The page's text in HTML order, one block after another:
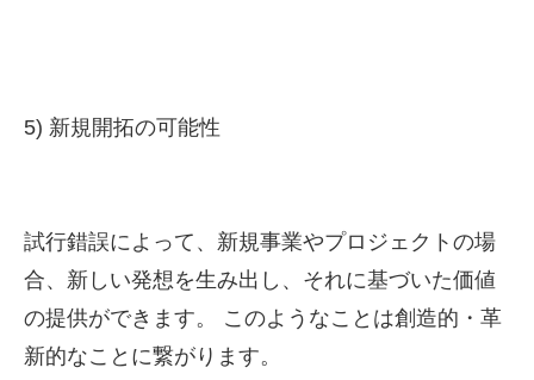
5) 新規開拓の可能性
試行錯誤によって、新規事業やプロジェクトの場
合、新しい発想を生み出し、それに基づいた価値
の提供ができます。 このようなことは創造的・革
新的なことに繋がります。